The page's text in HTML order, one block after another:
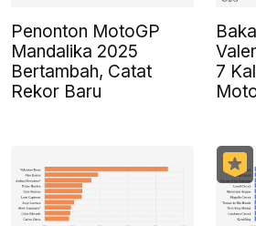
Penonton MotoGP
Mandalika 2025
Bertambah, Catat
Rekor Baru
7